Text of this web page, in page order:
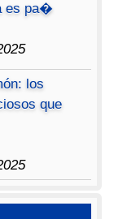
es pa�
los
que